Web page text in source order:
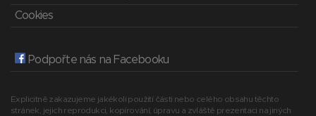
Cookies
Podpořte nás na Facebooku
Explicitně zakazujeme jakékoli použití části nebo celého obsahu těchto
stránek, jejich reprodukci, kopírování, úpravu a zvláště prezentaci na jiných